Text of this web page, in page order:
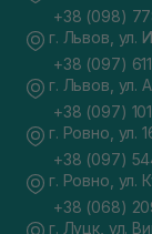
+38 (098)
г. Львов, ул.
+38 (097)
г. Львов, ул.
+38 (097)
г. Ровно, ул.
+38 (097)
г. Ровно, ул.
+38 (068)
г. Луцк, ул.